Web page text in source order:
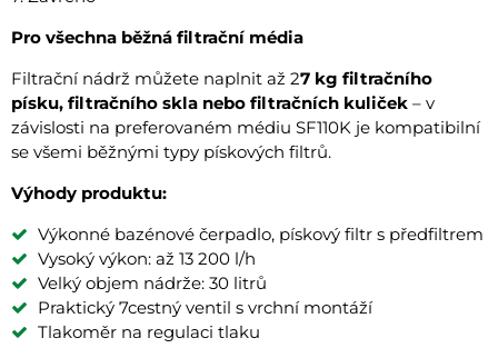
Pro všechna běžná filtrační média
Filtrační nádrž můžete naplnit až 27 kg filtračního
písku, filtračního skla nebo filtračních kuliček – v
závislosti na preferovaném médiu SF110K je kompatibilní
se všemi běžnými typy pískových filtrů.
Výhody produktu:
Výkonné bazénové čerpadlo, pískový filtr s předfiltrem
Vysoký výkon: až 13 200 l/h
Velký objem nádrže: 30 litrů
Praktický 7cestný ventil s vrchní montáží
Tlakoměr na regulaci tlaku